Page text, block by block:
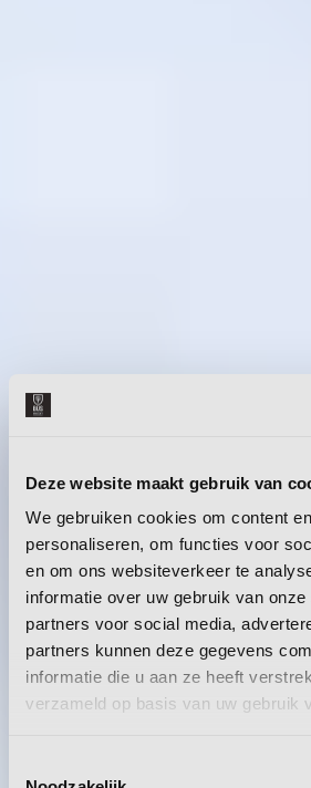
Deze website maakt gebruik van
We gebruiken cookies om content
personaliseren, om functies voor
en om ons websiteverkeer te
informatie over uw gebruik van
partners voor social media,
partners kunnen deze gegevens
informatie die u aan ze heeft
verzameld op basis van uw gebruik